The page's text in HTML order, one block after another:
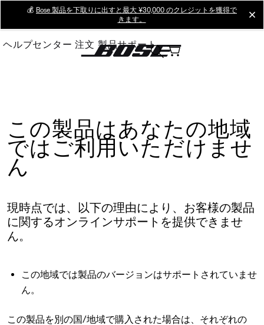
Main
💰 Bose 製品を下取りに出すと最大 ¥30,000 のクレジットを獲得で
きます。
ヘルプセンター 注文 製品サポート
この製品はあなたの地域
ではご利用いただけませ
ん
現時点では、以下の理由により、お客様の製品
に関するオンラインサポートを提供できませ
ん。
この地域では製品のバージョンはサポートされていませ
ん。
この製品を別の国/地域で購入された場合は、それぞれの